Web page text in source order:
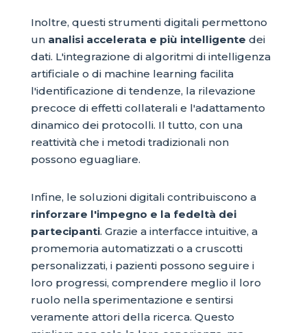
Inoltre, questi strumenti digitali permettono
un analisi accelerata e più intelligente dei
dati. L'integrazione di algoritmi di intelligenza
artificiale o di machine learning facilita
l'identificazione di tendenze, la rilevazione
precoce di effetti collaterali e l'adattamento
dinamico dei protocolli. Il tutto, con una
reattività che i metodi tradizionali non
possono eguagliare.
Infine, le soluzioni digitali contribuiscono a
rinforzare l'impegno e la fedeltà dei
partecipanti. Grazie a interfacce intuitive, a
promemoria automatizzati o a cruscotti
personalizzati, i pazienti possono seguire i
loro progressi, comprendere meglio il loro
ruolo nella sperimentazione e sentirsi
veramente attori della ricerca. Questo